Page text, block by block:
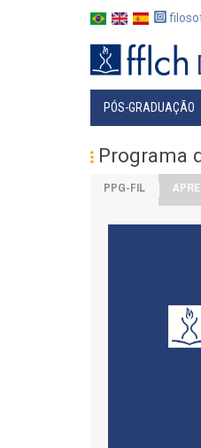
#MENU
PÓS
PÓS-GRADUAÇÃO
Programa
PPG-FIL